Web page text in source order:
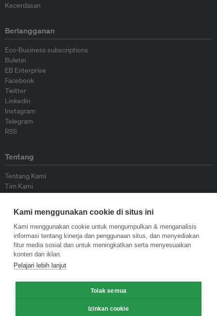
Kecerdasan
Berlangganan
Eco-Business subscriptions
Buletin
EB Enterprise
Facebook
Twitter
Linkedin
Instagram
Telegram
RSS
Tentang
Tentang Kami
Tim Kami
Kontributor
Hubungi Kami
Kebijakan
Pedoman Penerbitan Ulang
Pedoman Op-ed
Kami menggunakan cookie di situs ini
Kami menggunakan cookie untuk mengumpulkan & menganalisis
informasi tentang kinerja dan penggunaan situs, dan menyediakan
fitur media sosial dan untuk meningkatkan serta menyesuaikan
konten dan iklan.
Pelajari lebih lanjut
Tolak semua
Izinkan cookie